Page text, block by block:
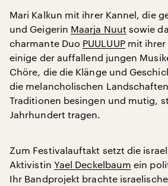
Mari Kalkun mit ihrer Kannel, die
und Geigerin Maarja Nuut sowie
charmante Duo PUULUUPmit ihrer
einige der auffallend jungen
Chöre, die die Klänge und
die melancholischen
Traditionen besingen und mutig,
Jahrhundert tragen.
Zum Festivalauftakt setzt die
Aktivistin Yael Deckelbaum ein
Ihr Bandprojekt brachte